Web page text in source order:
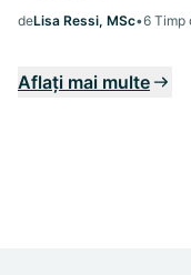
deLisa Ressi, MSc•6 Timp
Aflați mai multe